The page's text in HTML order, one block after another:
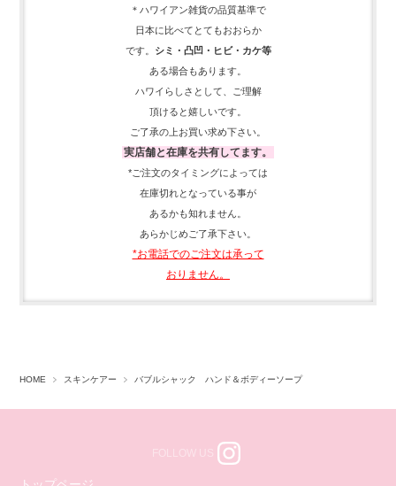
＊ハワイアン雑貨の品質基準で
日本に比べてとてもおおらか
です。
シミ・凸凹・ヒビ・カケ等
ある場合もあります。
ハワイらしさとして、
ご理解
頂ける と嬉しいです。
ご了承の上お買い求め下さい。
実店舗と在庫を共有してます。
*ご注文のタイミングによっては
在庫切れとなっている事が
あるかも知れません。
あらかじめご了承下さい。
*お電話でのご注文は承って
おりません。
HOME スキンケアー バブルシャック ハンド＆ボディーソープ
FOLLOW US